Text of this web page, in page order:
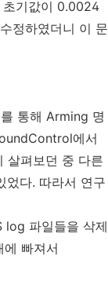
초기값이 0.0024
정하였더니 이 문
통해 Arming 명
에서
살펴보던 중 다른
었다. 따라서 연구
log 파일들을 삭제
빠져서